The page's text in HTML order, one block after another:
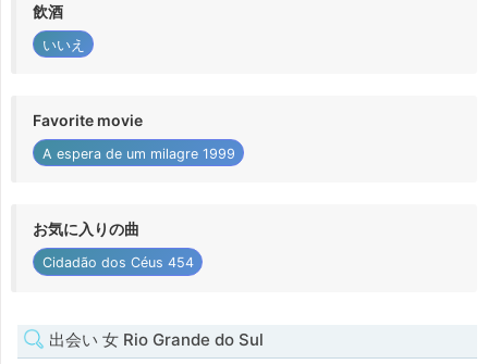
飲酒
いいえ
Favorite movie
A espera de um milagre 1999
お気に入りの曲
Cidadão dos Céus 454
出会い 女 Rio Grande do Sul